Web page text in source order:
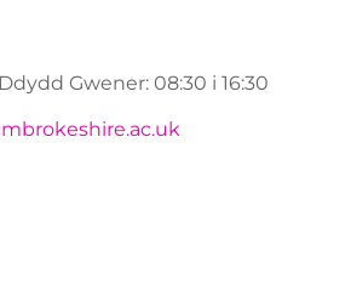
Gwener: 08:30 i 16:30